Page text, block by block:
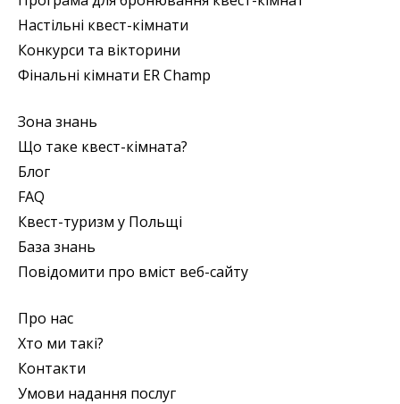
Настільні квест-кімнати
Конкурси та вікторини
Фінальні кімнати ER Champ
Зона знань
Що таке квест-кімната?
Блог
FAQ
Квест-туризм у Польщі
База знань
Повідомити про вміст веб-сайту
Про нас
Хто ми такі?
Контакти
Умови надання послуг